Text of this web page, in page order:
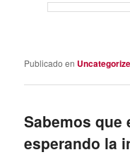
Publicado en
Sabemos que
esperando la